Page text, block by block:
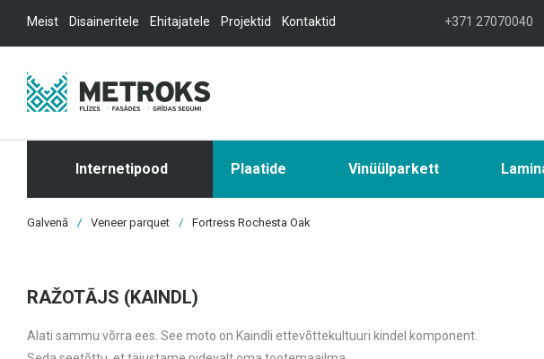
Meist Disaineritele Ehitajatele Projektid Kontaktid +371 27070040
Internetipood Plaatide Vinüülparkett
Galvenā / Veneer parquet / Fortress Rochesta Oak
RAŽOTĀJS (KAINDL)
Alati sammu võrra ees. See moto on Kaindli ettevõttekultuuri kindel komponent.